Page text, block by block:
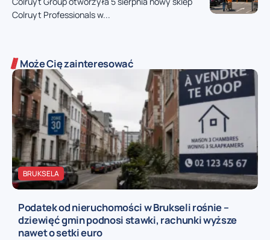
Colruyt Professionals w...
Może Cię zainteresować
BRUKSELA
Podatek od nieruchomości w Brukseli rośnie –
dziewięć gmin podnosi stawki, rachunki wyższe
nawet o setki euro